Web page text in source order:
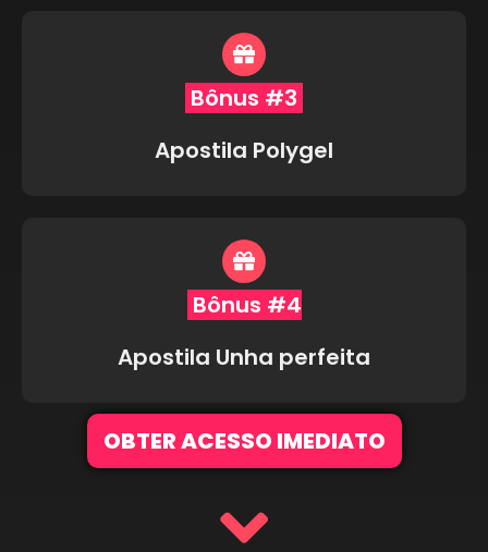
Bônus #3
Apostila Polygel
Bônus #4
Apostila Unha perfeita
OBTER ACESSO IMEDIATO